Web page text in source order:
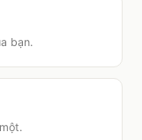
bạn.